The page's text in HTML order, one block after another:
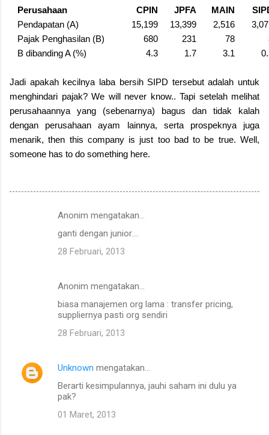
Perusahaan CPIN JPFA MAIN
Pendapatan (A)
15,199 13,399 2,516
Pajak Penghasilan (B)
680 231 78
B dibanding A (%)
4.3 1.7 3.1
Jadi apakah kecilnya laba bersih SIPD tersebut adalah untuk
menghindari pajak? We will never know.. Tapi setelah melihat
perusahaannya yang (sebenarnya) bagus dan tidak kalah
dengan perusahaan ayam lainnya, serta prospeknya juga
menarik, then this company is just too bad to be true. Well,
someone has to do something here.
Anonim mengatakan…
ganti dengan junior....
28 Februari, 2013
Anonim mengatakan…
biasa manajemen org lama : transfer pricing,
suppliernya pasti org sendiri
28 Februari, 2013
Unknown mengatakan…
Berarti kesimpulannya, jauhi saham ini dulu ya
pak?
01 Maret, 2013